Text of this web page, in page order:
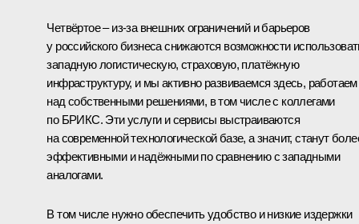
Четвёртое – из-за внешних ограничений и барьеров
у российского бизнеса снижаются возможности
западную логистическую, страховую, платёжную
инфраструктуру, и мы активно развиваемся здесь, работаем
над собственными решениями, в том числе с коллегами
по БРИКС. Эти услуги и сервисы выстраиваются
на современной технологической базе, а значит, станут
эффективными и надёжными по сравнению с западными
аналогами.
В том числе нужно обеспечить удобство и низкие издержки